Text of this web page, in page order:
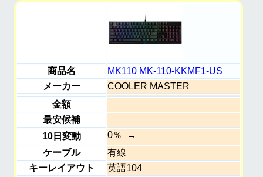
商品名
MK110 MK-110-KKMF1-US
メーカー
COOLER MASTER
金額
最安候補
10日変動
0％
ケーブル
有線
キーレイアウト
英語104